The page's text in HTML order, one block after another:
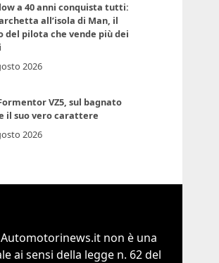
a 40 anni conquista tutti:
all’isola di Man, il
del pilota che vende più dei
2026
VZ5, sul bagnato
il suo vero carattere
2026
Automotorinews.it non è una
ai sensi della legge n. 62 del